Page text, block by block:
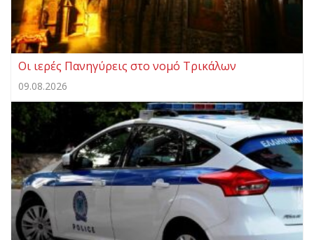
Οι ιερές Πανηγύρεις στο νομό Τρικάλων
09.08.2026